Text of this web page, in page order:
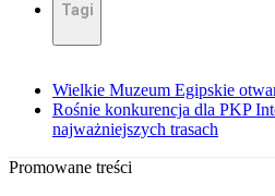
Tagi
Wielkie Muzeum Egipskie
Rośnie konkurencja dla PKP
najważniejszych trasach
Promowane treści